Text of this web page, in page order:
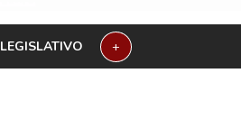
LEGISLATIVO +